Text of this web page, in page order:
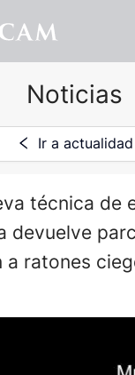
Noticias
Ir a actualidad
técnica de
devuelve
a ratones